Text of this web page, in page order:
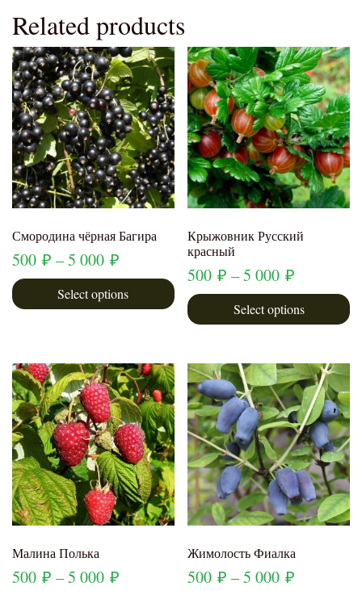
Related products
Смородина чёрная Багира
500 ₽ –5 000 ₽
Select options
Крыжовник Русский
красный
500₽ –5 000₽
Select options
Малина Полька
500 ₽ –5 000 ₽
Жимолость Фиалка
500₽ –5 000₽